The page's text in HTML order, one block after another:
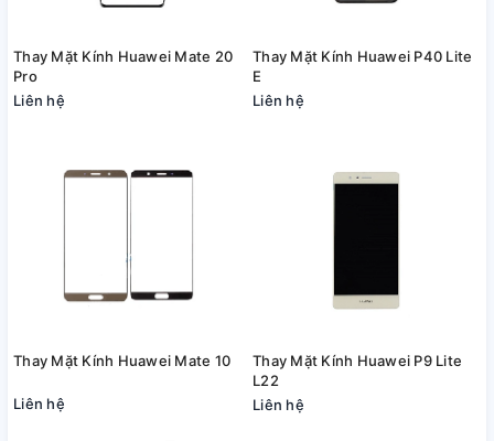
Thay Mặt Kính Huawei Mate 20
Pro
Liên hệ
Thay Mặt Kính Huawei P40 Lite
E
Liên hệ
Thay Mặt Kính Huawei Mate 10
Liên hệ
Thay Mặt Kính Huawei P9 Lite
L22
Liên hệ